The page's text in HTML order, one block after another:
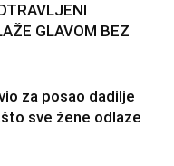
GLAVOM BEZ
za posao dadilje
sve žene odlaze